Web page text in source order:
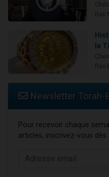
le
Newsletter Torah-
Pour recevoir chaque
articles, inscrivez-vous dès